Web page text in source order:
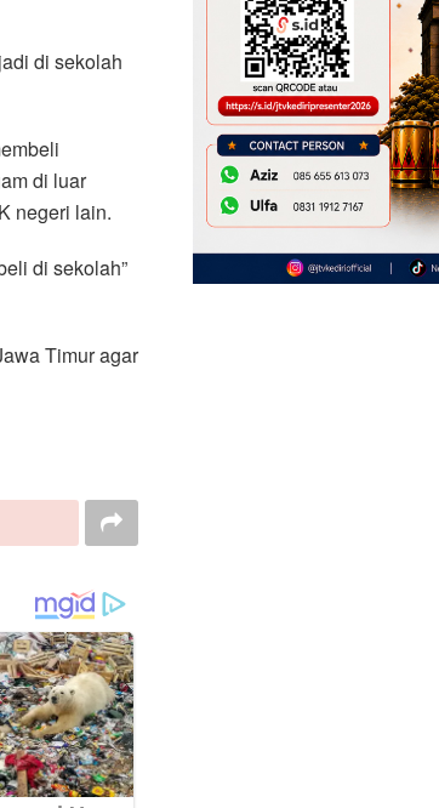
di sekolah
di luar
negeri lain.
di sekolah”
Timur agar